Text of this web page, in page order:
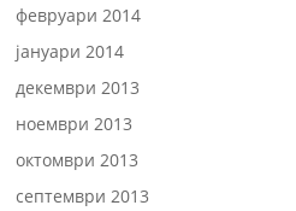
февруари 2014
јануари 2014
декември 2013
ноември 2013
октомври 2013
септември 2013